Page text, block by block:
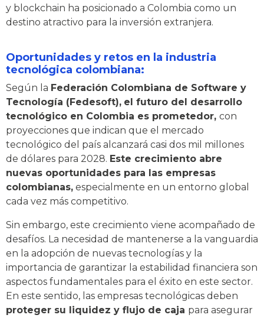
y blockchain ha posicionado a Colombia como un
destino atractivo para la inversión extranjera.
Oportunidades y retos en la industria
tecnológica colombiana:
Según la Federación Colombiana de Software y
Tecnología (Fedesoft), el futuro del desarrollo
tecnológico en Colombia es prometedor, con
proyecciones que indican que el mercado
tecnológico del país alcanzará casi dos mil millones
de dólares para 2028. Este crecimiento abre
nuevas oportunidades para las empresas
colombianas, especialmente en un entorno global
cada vez más competitivo.
Sin embargo, este crecimiento viene acompañado de
desafíos. La necesidad de mantenerse a la vanguardia
en la adopción de nuevas tecnologías y la
importancia de garantizar la estabilidad financiera son
aspectos fundamentales para el éxito en este sector.
En este sentido, las empresas tecnológicas deben
proteger su liquidez y flujo de caja para asegurar